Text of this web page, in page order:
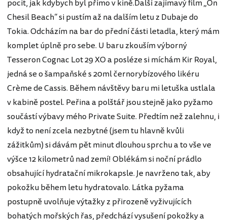
pocit, jak kdybych byl přímo v kině.Další zajímavý film „On
Chesil Beach“ si pustím až na dalším letu z Dubaje do
Tokia. Odcházím na bar do přední části letadla, který mám
komplet úplně pro sebe. U baru zkouším výborný
Tesseron Cognac Lot 29 XO a posléze si míchám Kir Royal,
jedná se o šampaňské s 20ml černorybízového likéru
Crème de Cassis. Během návštěvy baru mi letuška ustlala
v kabině postel. Peřina a polštář jsou stejně jako pyžamo
součástí výbavy mého Private Suite. Předtím než zalehnu, i
když to není zcela nezbytné (jsem tu hlavně kvůli
zážitkům) si dávám pět minut dlouhou sprchu a to vše ve
výšce 12 kilometrů nad zemí! Oblékám si noční prádlo
obsahující hydratační mikrokapsle. Je navrženo tak, aby
pokožku během letu hydratovalo. Látka pyžama
postupně uvolňuje výtažky z přirozeně vyživujících
bohatých mořských řas, předchází vysušení pokožky a